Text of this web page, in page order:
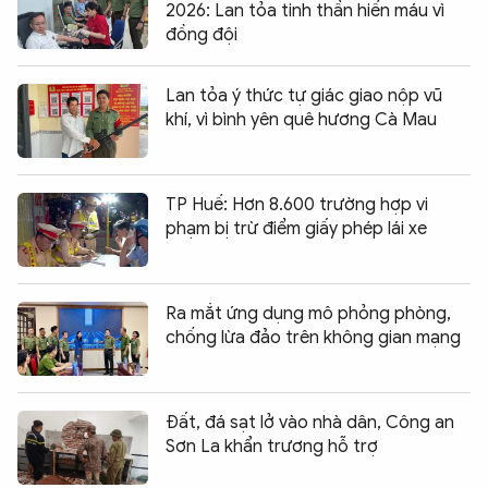
2026: Lan tỏa tinh thần hiến máu vì
đồng đội
Lan tỏa ý thức tự giác giao nộp vũ
khí, vì bình yên quê hương Cà Mau
TP Huế: Hơn 8.600 trường hợp vi
phạm bị trừ điểm giấy phép lái xe
Ra mắt ứng dụng mô phỏng phòng,
chống lừa đảo trên không gian mạng
Đất, đá sạt lở vào nhà dân, Công an
Sơn La khẩn trương hỗ trợ